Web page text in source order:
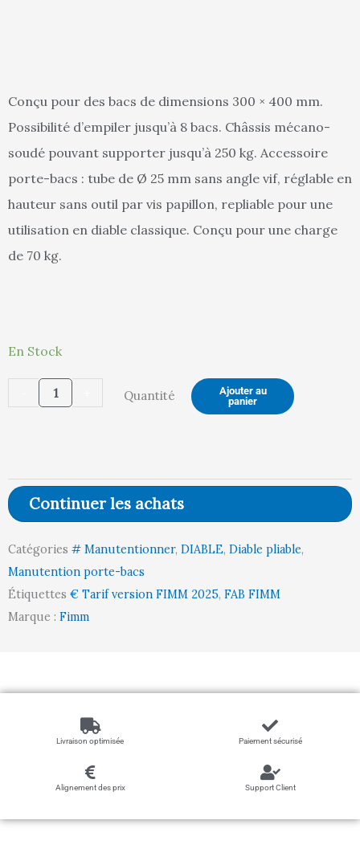
est :
179,10 €.
Conçu pour des bacs de dimensions 300 × 400 mm.
Possibilité d’empiler jusqu’à 8 bacs. Châssis mécano-
soudé pouvant supporter jusqu’à 250 kg. Accessoire
porte-bacs : tube de Ø 25 mm sans angle vif, réglable en
hauteur sans outil par vis papillon, repliable pour une
utilisation en diable classique. Conçu pour une charge
de 70 kg.
En Stock
quantité
à
garde
250/70
Quantité
Ajouter au
panier
Continuer les achats
Catégories # Manutentionner, DIABLE, Diable pliable,
Manutention porte-bacs
Étiquettes € Tarif version FIMM 2025, FAB FIMM
Marque : Fimm
Livraison optimisée Paiement sécurisé
Alignement des prix Support Client